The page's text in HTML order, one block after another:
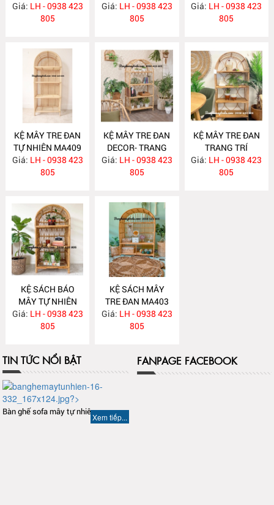
Giá: LH - 0938 423
805
Giá: LH - 0938 423
805
Giá: LH - 0938 423
805
KỆ MÂY TRE ĐAN
TỰ NHIÊN MA409
Giá: LH - 0938 423
805
KỆ MÂY TRE ĐAN
DECOR- TRANG
TRÍ MA408
Giá: LH - 0938 423
805
KỆ MÂY TRE ĐAN
TRANG TRÍ
MA405
Giá: LH - 0938 423
805
KỆ SÁCH BÁO
MÂY TỰ NHIÊN
MA404
Giá: LH - 0938 423
805
KỆ SÁCH MÂY
TRE ĐAN MA403
Giá: LH - 0938 423
805
TIN TỨC NỔI BẬT
Bàn ghế sofa mây tự nhiên
Xem tiếp...
FANPAGE FACEBOOK